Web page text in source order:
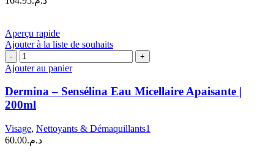
ML
Aperçu rapide
Ajouter à la liste de souhaits
quantité
de
Dermina
–
Sensélina
Eau
Apaisante
|
Ajouter au panier
Dermina – Sensélina Eau Micellaire Apaisante |
200ml
Visage, Nettoyants & Démaquillants1
د.م.60.00